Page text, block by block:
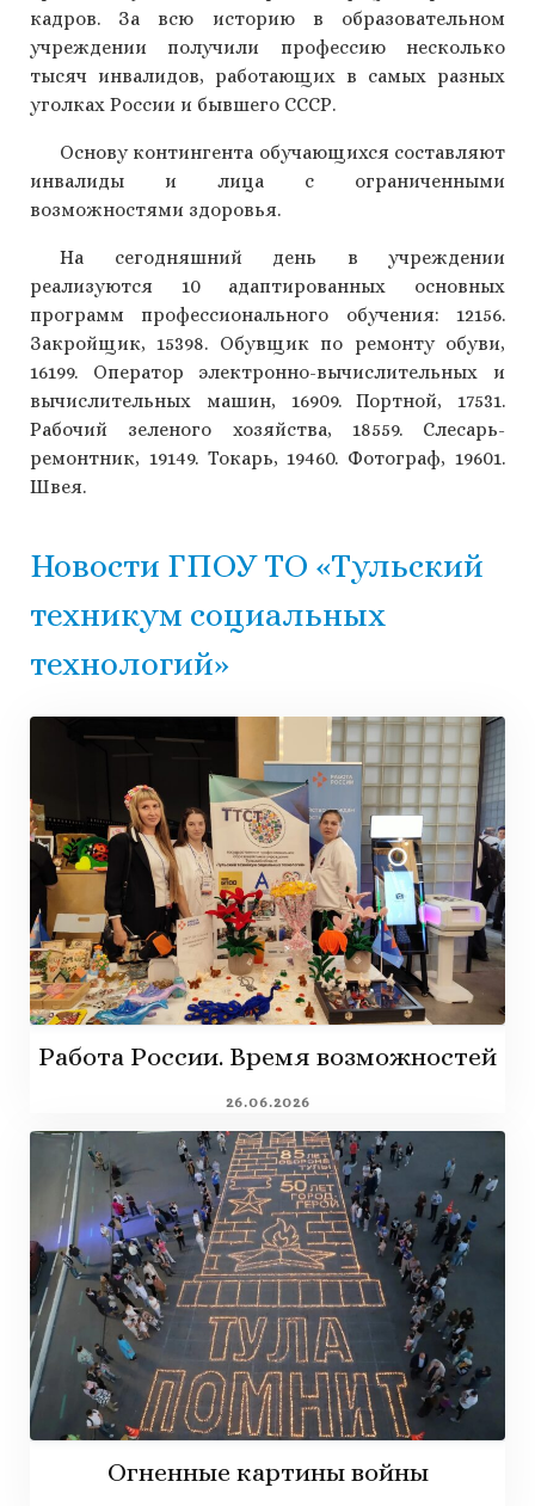
кадров. За всю историю в образовательном
учреждении получили профессию несколько
тысяч инвалидов, работающих в самых разных
уголках России и бывшего СССР.
Основу контингента обучающихся составляют
инвалиды и лица с ограниченными
возможностями здоровья.
На сегодняшний день в учреждении
реализуются 10 адаптированных основных
программ профессионального обучения: 12156.
Закройщик, 15398. Обувщик по ремонту обуви,
16199. Оператор электронно-вычислительных и
вычислительных машин, 16909. Портной, 17531.
Рабочий зеленого хозяйства, 18559. Слесарь-
ремонтник, 19149. Токарь, 19460. Фотограф, 19601.
Швея.
Новости ГПОУ ТО «Тульский
техникум социальных
технологий»
Работа России. Время возможностей
26.06.2026
Огненные картины войны